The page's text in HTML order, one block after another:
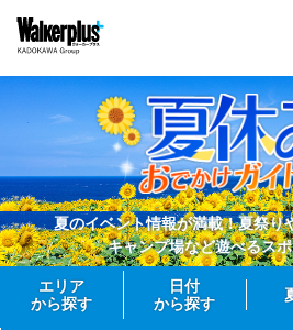
夏のイベント情報が満載！夏祭り
キャンプ場など遊べるス
エリア
から探す
日付
から探す